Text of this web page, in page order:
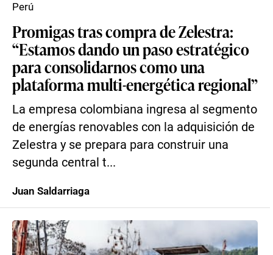
Promigas tras compra de Zelestra:
“Estamos dando un paso estratégico
para consolidarnos como una
plataforma multi-energética regional”
La empresa colombiana ingresa al segmento
de energías renovables con la adquisición de
Zelestra y se prepara para construir una
segunda central t...
Perú
Juan Saldarriaga